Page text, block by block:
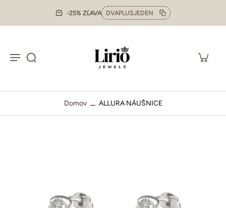
-25% ZĽAVA DVAPLUSJEDEN
Domov ALLURA NÁUŠNICE